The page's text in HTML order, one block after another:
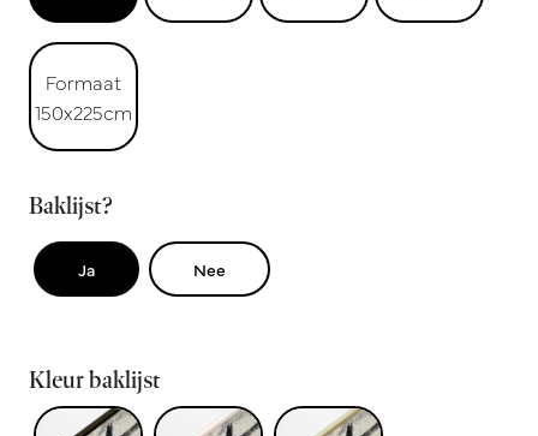
Formaat
150x225cm
Baklijst?
Ja Nee
Kleur baklijst